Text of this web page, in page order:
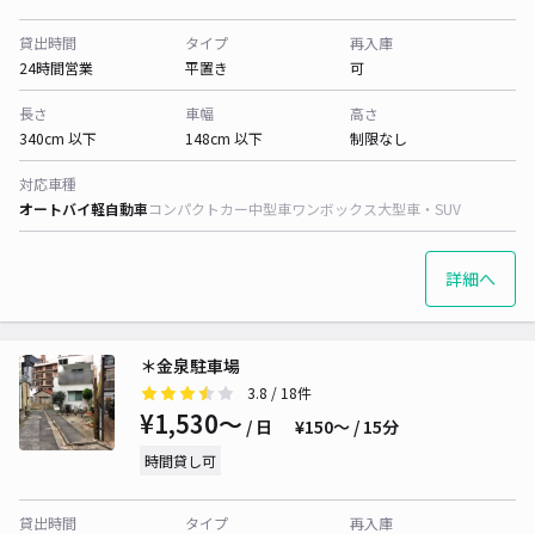
貸出時間
24時間営業
タイプ
平置き
再入庫
可
長さ
340cm 以下
車幅
148cm 以下
高さ
制限なし
対応車種
オートバイ軽自動車コンパクトカー中型車ワンボックス大型車・SUV
詳細へ
＊金泉駐車場
3.8 / 18件
¥1,530〜 / 日 ¥150〜 / 15分
時間貸し可
貸出時間
タイプ
再入庫